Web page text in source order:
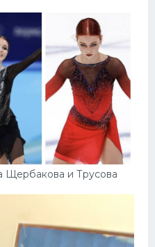
Щербакова и Трусова